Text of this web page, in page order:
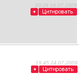
20:29 16.07.2009
19:45 24.07.2009